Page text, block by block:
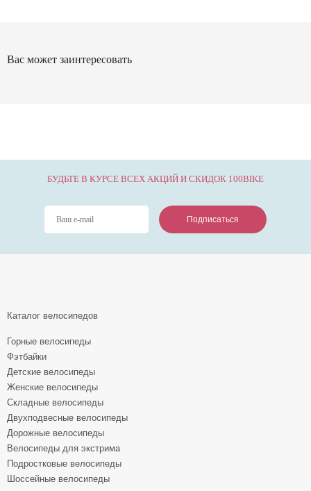
Вас может заинтересовать
БУДЬТЕ В КУРСЕ ВСЕХ АКЦИЙ И СКИДОК 100BIKE
Подписаться
Подписаться
Подписаться
Каталог велосипедов
Горные велосипеды
Фэтбайки
Детские велосипеды
Женские велосипеды
Складные велосипеды
Двухподвесные велосипеды
Дорожные велосипеды
Велосипеды для экстрима
Подростковые велосипеды
Шоссейные велосипеды